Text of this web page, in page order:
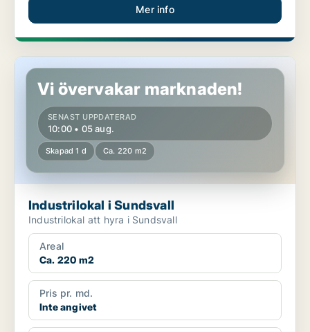
Mer info
Industrilokal i Sundsvall
Vi övervakar marknaden!
SENAST UPPDATERAD
10:00 • 05 aug.
Skapad 1 d Ca. 220 m2
Industrilokal i Sundsvall
Industrilokal att hyra i Sundsvall
Areal
Ca. 220 m2
Pris pr. md.
Inte angivet